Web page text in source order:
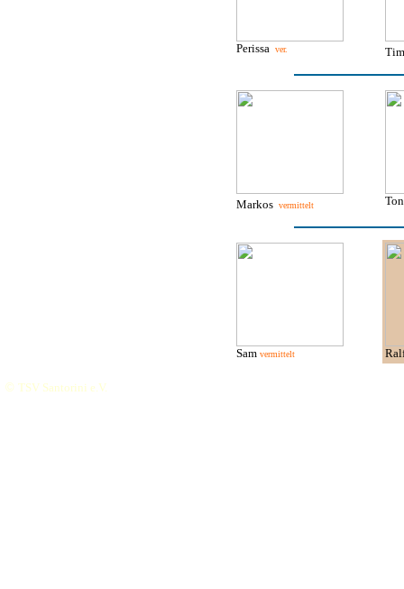
Perissa ver.
Markos vermittelt
Sam vermittelt
© TSV Santorini e.V.